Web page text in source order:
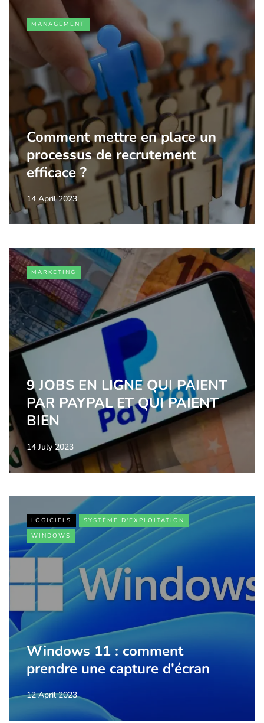
MANAGEMENT
Comment mettre en place un
processus de recrutement
efficace ?
14 April 2023
MARKETING
9 JOBS EN LIGNE QUI PAIENT
PAR PAYPAL ET QUI PAIENT
BIEN
14 July 2023
LOGICIELS
SYSTÈME D'EXPLOITATION
WINDOWS
Windows 11 : comment
prendre une capture d'écran
12 April 2023